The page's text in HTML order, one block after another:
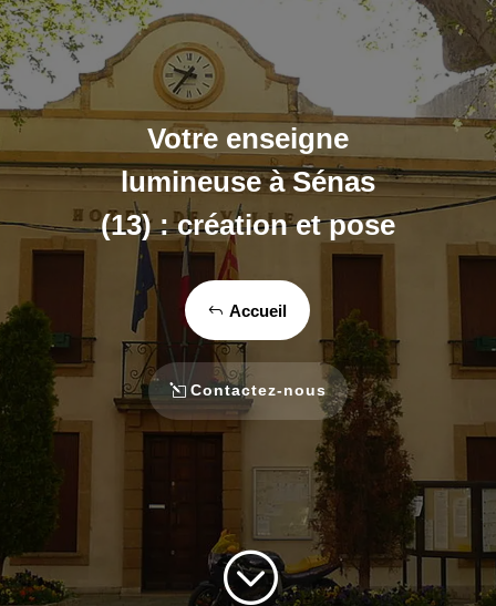
Votre enseigne
lumineuse à Sénas
(13) : création et pose
Accueil
Contactez-nous
;